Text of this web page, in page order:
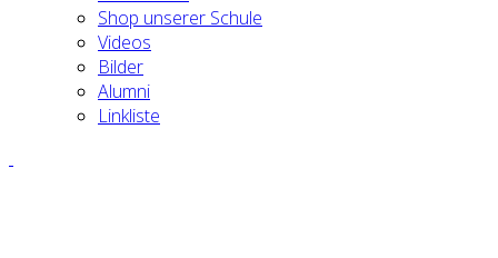
Shop unserer Schule
Videos
Bilder
Alumni
Linkliste